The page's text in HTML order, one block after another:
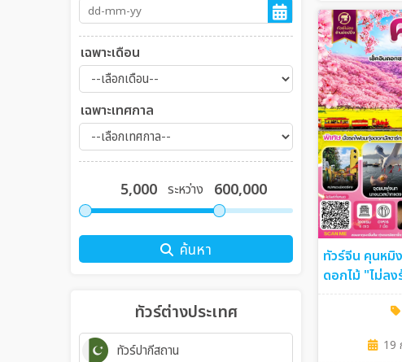
เฉพาะเดือน
เฉพาะเทศกาล
ระหว่าง
ค้นหา
ทัวร์ต่างประเทศ
ทัวร์ปากีสถาน
ทัวร์จีน คุนหมิ
ดอกไม้ "ไม่ล
19